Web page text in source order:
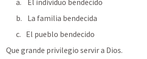
El individuo bendecido
La familia bendecida
El pueblo bendecido
Que grande privilegio servir a Dios.